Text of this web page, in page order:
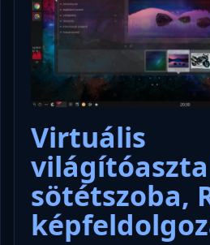
Virtuális
sötétszoba,